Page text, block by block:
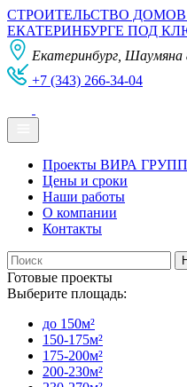
СТРОИТЕЛЬСТВО
ЕКАТЕРИНБУРГЕ ПОД
Екатеринбург, Шаумяна
+7 (343) 266-34-04
Проекты ВИРА ГРУПП
Цены и сроки
Наши работы
О компании
Контакты
Готовые проекты
Выберите площадь:
до 150м²
150-175м²
175-200м²
200-230м²